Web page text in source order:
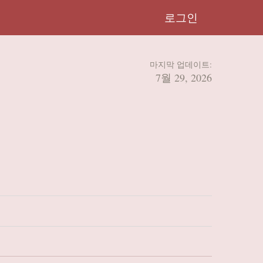
로그인
마지막 업데이트:
7월 29, 2026